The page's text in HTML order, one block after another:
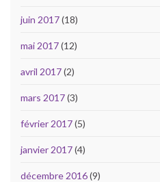
juin 2017(18)
mai 2017(12)
avril 2017(2)
mars 2017(3)
février 2017(5)
janvier 2017(4)
décembre 2016(9)